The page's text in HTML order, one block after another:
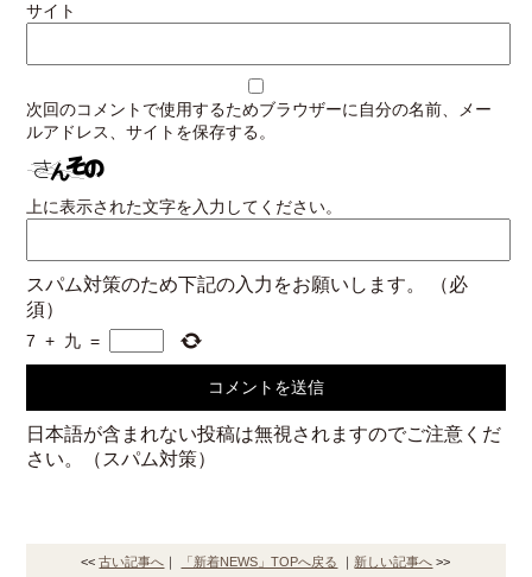
サイト
次回のコメントで使用するためブラウザーに自分の名前、メー
ルアドレス、サイトを保存する。
上に表示された文字を入力してください。
スパム対策のため下記の入力をお願いします。
（必
須）
7 + 九 =
日本語が含まれない投稿は無視されますのでご注意くだ
さい。（スパム対策）
<<古い記事へ 「新着NEWS」TOPへ戻る ｜新しい記事へ >>